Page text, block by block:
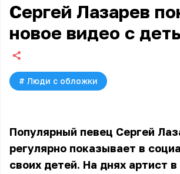
Сергей Лазарев
новое видео с
# Люди с обложки
Популярный певец Сергей
регулярно показывает в
своих детей. На днях артист